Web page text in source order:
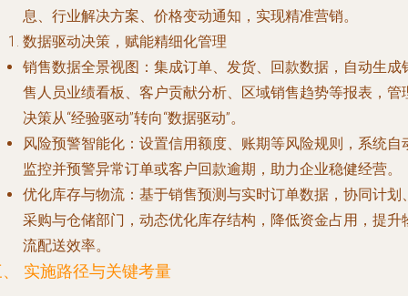
息、行业解决方案、价格变动通知，实现精准营销。
数据驱动决策，赋能精细化管理
销售数据全景视图 ：集成订单、发货、回款数据，自动生成
售人员业绩看板、客户贡献分析、区域销售趋势等报表，管
决策从“经验驱动”转向“数据驱动”。
风险预警智能化 ：设置信用额度、账期等风险规则，系统自
监控并预警异常订单或客户回款逾期，助力企业稳健经营。
优化库存与物流 ：基于销售预测与实时订单数据，协同计划
采购与仓储部门，动态优化库存结构，降低资金占用，提升
流配送效率。
实施路径与关键考量